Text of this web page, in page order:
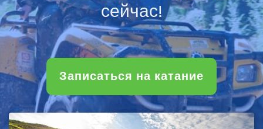
сейчас!
Записаться на катание